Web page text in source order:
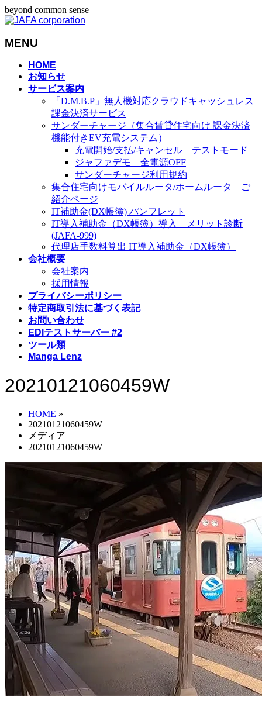
beyond common sense
MENU
HOME
お知らせ
サービス案内
「D.M.B.P」無人機対応クラウドキャッシュレス
課金決済サービス
サンダーチャージ（集合賃貸住宅向け 課金決済
機能付きEV充電システム）
充電開始/支払/キャンセル テストモード
ジャファデモ 全電源OFF
サンダーチャージ利用規約
集合住宅向けモバイルルータ/ホームルータ ご
紹介ページ
IT補助金(DX帳簿) パンフレット
IT導入補助金（DX帳簿）導入 メリット診断
(JAFA-999)
代理店手数料算出 IT導入補助金（DX帳簿）
会社概要
会社案内
採用情報
プライバシーポリシー
特定商取引法に基づく表記
お問い合わせ
EDIテストサーバー #2
ツール類
Manga Lenz
20210121060459W
HOME »
20210121060459W
メディア
20210121060459W